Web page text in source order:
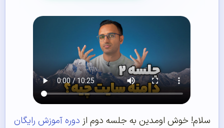
سلام! خوش اومدین به جلسه دوم از دوره آموزش رایگان